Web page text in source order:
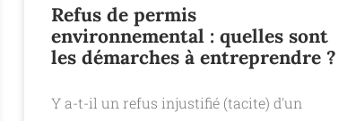
Refus de permis
environnemental : quelles sont
les démarches à entreprendre ?
Y a-t-il un refus injustifié (tacite) d'un